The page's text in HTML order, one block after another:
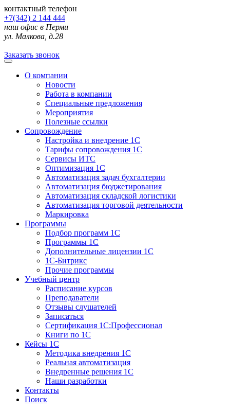
контактный телефон
+7(342) 2 144 444
наш офис в Перми
ул. Малкова, д.28
Заказать звонок
О компании
Новости
Работа в компании
Специальные предложения
Мероприятия
Полезные ссылки
Сопровождение
Настройка и внедрение 1С
Тарифы сопровождения 1С
Сервисы ИТС
Оптимизация 1С
Автоматизация задач бухгалтерии
Автоматизация бюджетирования
Автоматизация складской логистики
Автоматизация торговой деятельности
Маркировка
Программы
Подбор программ 1С
Программы 1С
Дополнительные лицензии 1С
1С-Битрикс
Прочие программы
Учебный центр
Расписание курсов
Преподаватели
Отзывы слушателей
Записаться
Сертификация 1С:Профессионал
Книги по 1С
Кейсы 1С
Методика внедрения 1С
Реальная автоматизация
Внедренные решения 1С
Наши разработки
Контакты
Поиск